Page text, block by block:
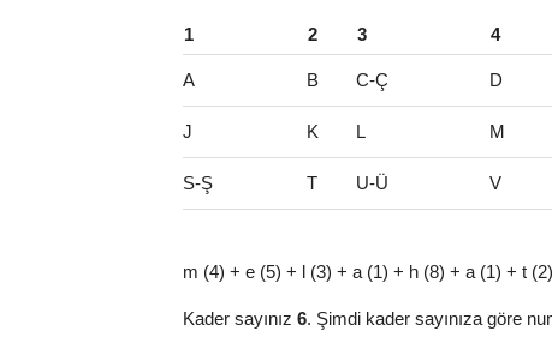
1 2 3 4
A B C-Ç D
J K L M
S-Ş T U-Ü V
m (4) + e (5) + l (3) + a (1) + h (8) + a (1) + t
Kader sayınız 6. Şimdi kader sayınıza göre